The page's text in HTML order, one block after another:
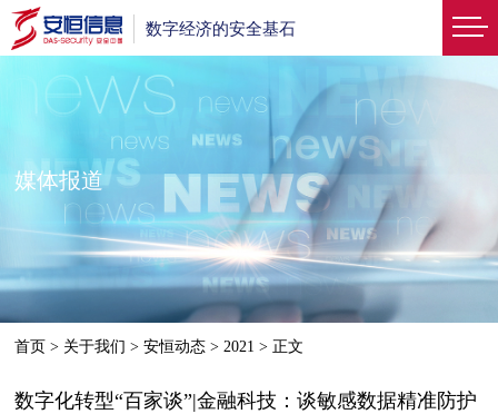
数字经济的安全基石
媒体报道
首页 > 关于我们 >安恒动态 >2021 > 正文
数字化转型“百家谈”|金融科技：谈敏感数据精准防护